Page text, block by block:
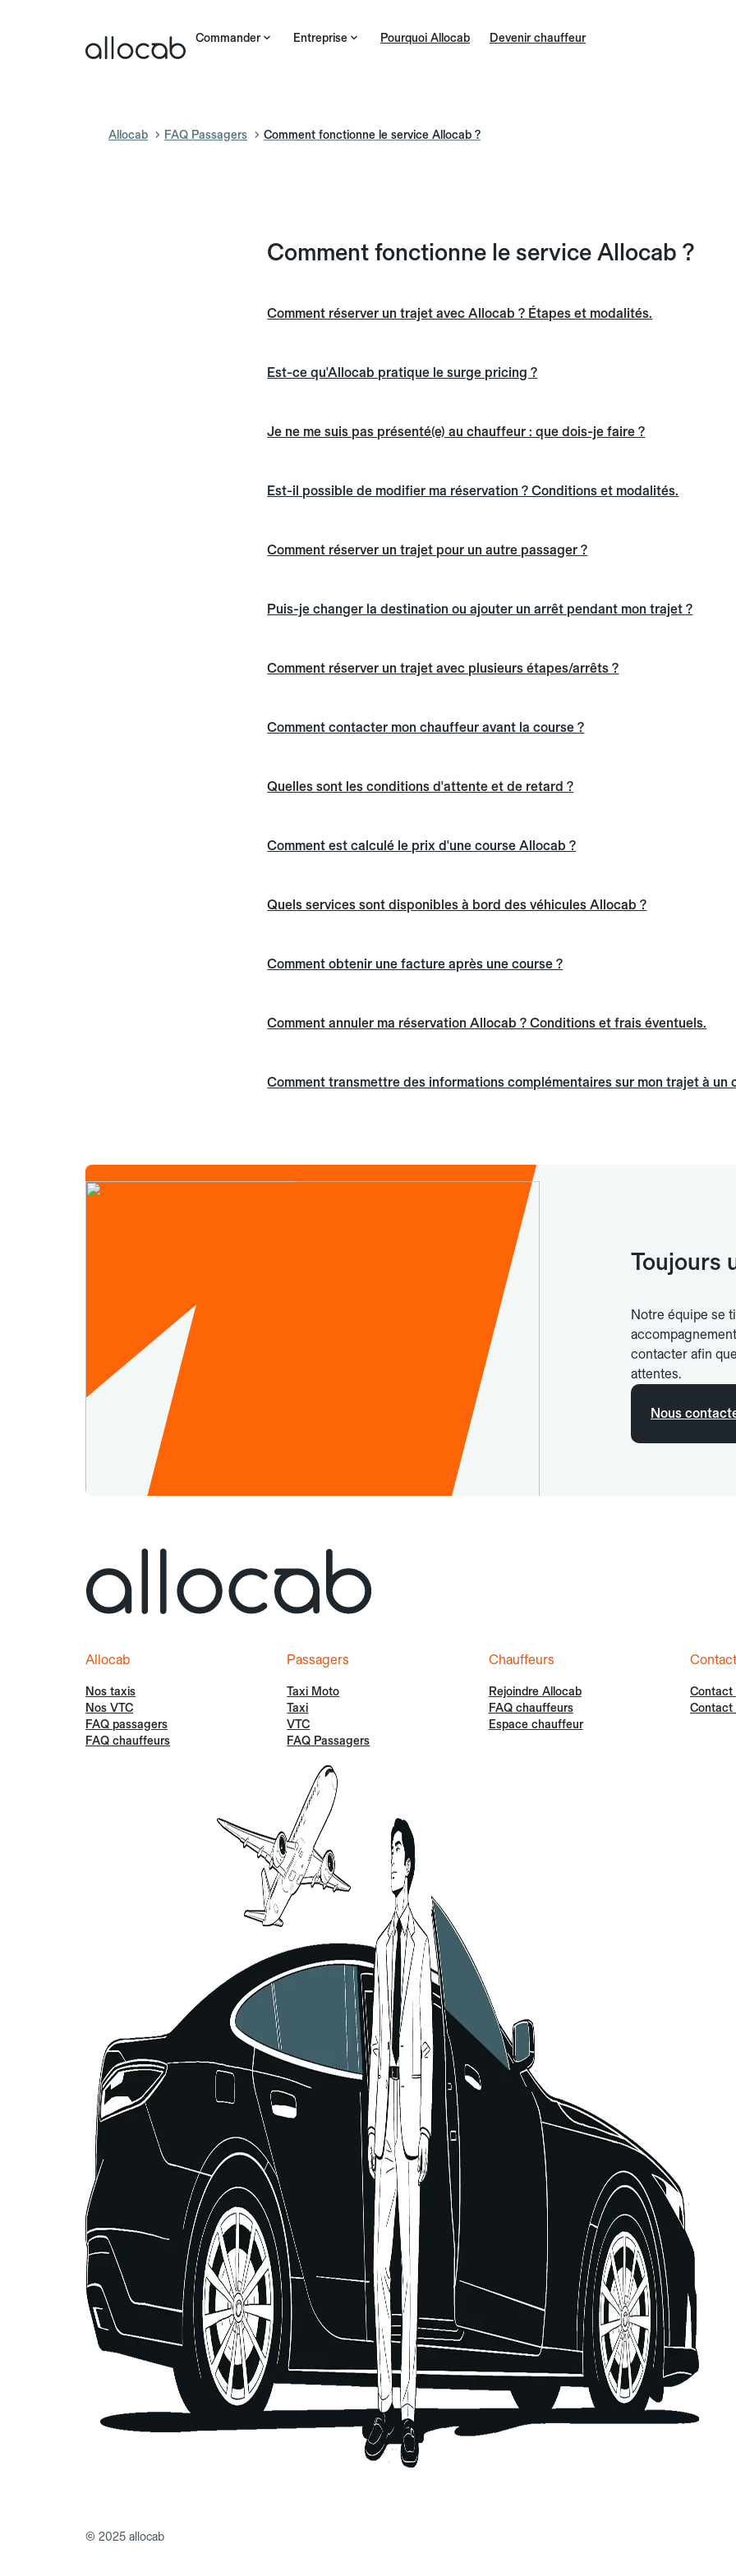
Commander Entreprise Pourquoi Allocab Devenir chauffeur
Allocab FAQ Passagers Comment fonctionne le service Allocab ?
Comment fonctionne le service Allocab ?
Comment réserver un trajet avec Allocab ? Étapes et modalités.
Est-ce qu'Allocab pratique le surge pricing ?
Je ne me suis pas présenté(e) au chauffeur : que dois-je faire ?
Est-il possible de modifier ma réservation ? Conditions et modalités.
Comment réserver un trajet pour un autre passager ?
Puis-je changer la destination ou ajouter un arrêt pendant mon trajet ?
Comment réserver un trajet avec plusieurs étapes/arrêts ?
Comment contacter mon chauffeur avant la course ?
Quelles sont les conditions d'attente et de retard ?
Comment est calculé le prix d'une course Allocab ?
Quels services sont disponibles à bord des véhicules Allocab ?
Comment obtenir une facture après une course ?
Comment annuler ma réservation Allocab ? Conditions et frais éventuels.
Comment transmettre des informations complémentaires sur mon trajet à un
Toujours
Notre équipe se
contacter afin
attentes.
Nous
Allocab
Nos taxis
Nos VTC
FAQ passagers
FAQ chauffeurs
Passagers
Taxi Moto
Taxi
VTC
FAQ Passagers
Chauffeurs
Rejoindre Allocab
FAQ chauffeurs
Espace chauffeur
Contact
Contact
Contact
© 2025 allocab